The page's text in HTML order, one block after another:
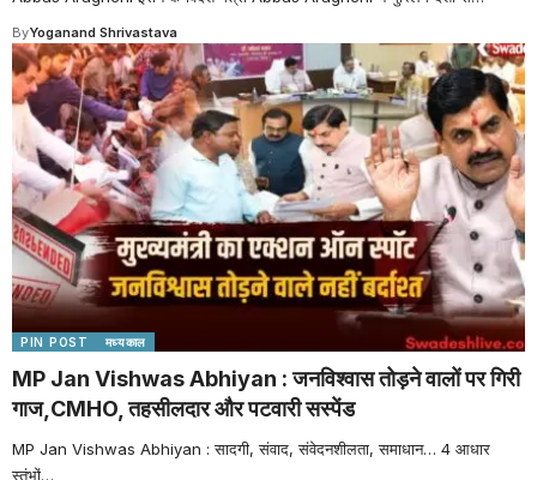
ByYoganand Shrivastava
PIN POST मध्यकाल
MP Jan Vishwas Abhiyan : जनविश्वास तोड़ने वालों पर गिरी
गाज,CMHO, तहसीलदार और पटवारी सस्पेंड
MP Jan Vishwas Abhiyan : सादगी, संवाद, संवेदनशीलता, समाधान… 4 आधार
स्तंभों…